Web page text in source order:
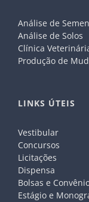
Análise de
Análise de Solos
Clínica
Produção de
LINKS ÚTEIS
Vestibular
Concursos
Licitações
Dispensa
Bolsas e
Estágio e